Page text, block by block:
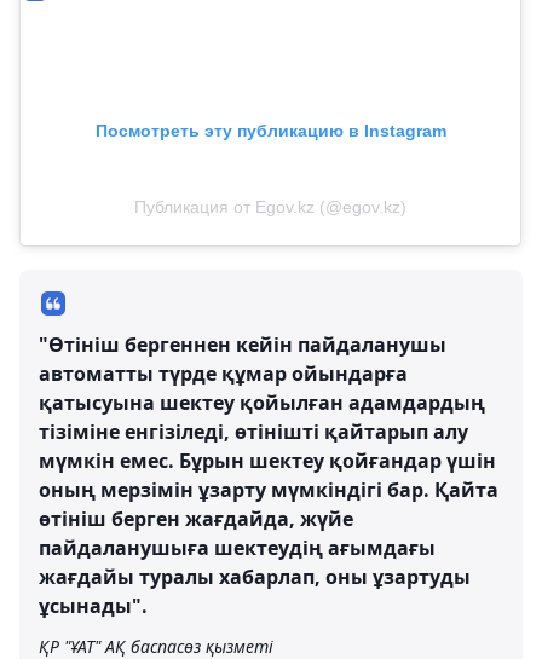
Посмотреть эту публикацию в Instagram
Публикация от Egov.kz (@egov.kz)
"Өтініш бергеннен кейін пайдаланушы
автоматты түрде құмар ойындарға
қатысуына шектеу қойылған адамдардың
тізіміне енгізіледі, өтінішті қайтарып алу
мүмкін емес. Бұрын шектеу қойғандар үшін
оның мерзімін ұзарту мүмкіндігі бар. Қайта
өтініш берген жағдайда, жүйе
пайдаланушыға шектеудің ағымдағы
жағдайы туралы хабарлап, оны ұзартуды
ұсынады".
ҚР "ҰАТ" АҚ баспасөз қызметі